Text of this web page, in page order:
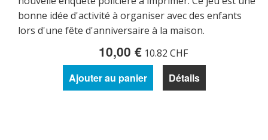
bonne idée d'activité à organiser avec des enfants
lors d'une fête d'anniversaire à la maison.
10,00 € 10.82 CHF
Ajouter au panier Détails